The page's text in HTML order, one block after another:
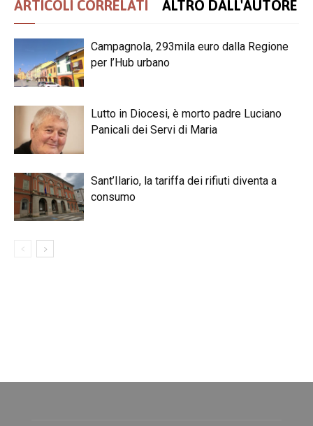
ARTICOLI CORRELATI ALTRO DALL'AUTORE
Campagnola, 293mila euro dalla Regione
per l’Hub urbano
Lutto in Diocesi, è morto padre Luciano
Panicali dei Servi di Maria
Sant’Ilario, la tariffa dei rifiuti diventa a
consumo